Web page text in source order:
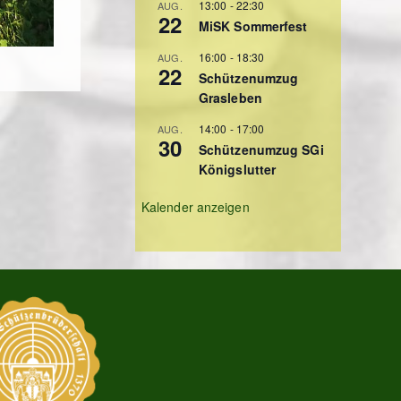
AUG.
22
13:00 -22:30
MiSK Sommerfest
AUG.
22
16:00 - 18:30
Schützenumzug
Grasleben
AUG.
30
14:00 - 17:00
Schützenumzug SGi
Königslutter
Kalender anzeigen